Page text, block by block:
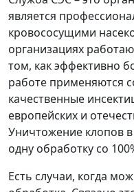
является
кровососущими
организациях
том, как эффективно
работе применяются
качественные
европейских и
Уничтожение клопов
одну обработку со
Есть случаи, когда